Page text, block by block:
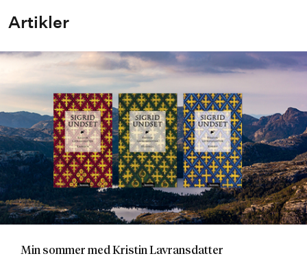
Artikler
Min sommer med Kristin Lavransdatter